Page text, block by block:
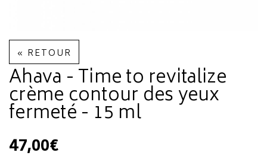
« RETOUR
Ahava - Time to revitalize
crème contour des yeux
fermeté - 15 ml
47,00€